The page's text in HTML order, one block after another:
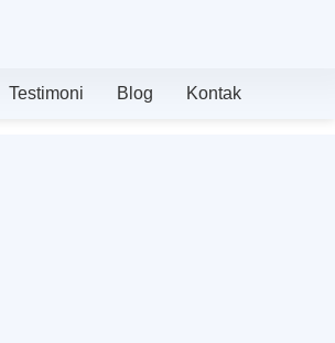
Testimoni Blog Kontak